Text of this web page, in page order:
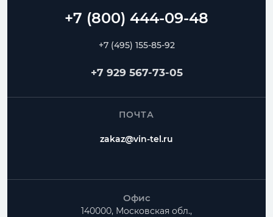
+7 (495) 155-85-92
+7 929 567-73-05
ПОЧТА
zakaz@vin-tel.ru
Офис
140000, Московская обл.,